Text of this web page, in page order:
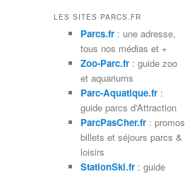
h
LES SITES PARCS.FR
Parcs.fr: une adresse,
tous nos médias et +
Zoo-Parc.fr: guide zoo
et aquariums
Parc-Aquatique.fr:
guide parcs d'Attraction
ParcPasCher.fr: promos
billets et séjours parcs &
loisirs
StationSki.fr: guide